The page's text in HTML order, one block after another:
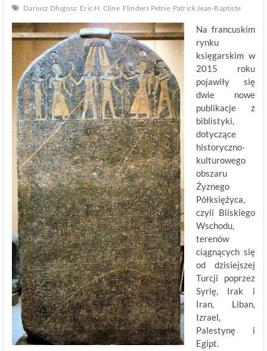
Dariusz Długosz Eric H. Cline Flinders Petrie Patrick Jean-Baptiste
Na francuskim
rynku
księgarskim w
2015 roku
pojawiły się
dwie nowe
publikacje z
biblistyki,
dotyczące
historyczno-
kulturowego
obszaru
Żyznego
Półksiężyca,
czyli Bliskiego
Wschodu,
terenów
ciągnących się
od dzisiejszej
Turcji poprzez
Syrię, Irak i
Iran, Liban,
Izrael,
Palestynę i
Egipt.